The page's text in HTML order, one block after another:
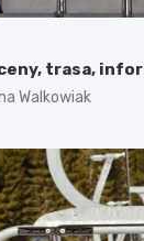
trasa,
Walkowiak